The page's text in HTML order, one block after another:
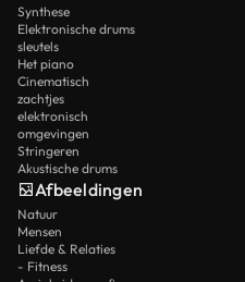
Synthese
Elektronische drums
sleutels
Het piano
Cinematisch
zachtjes
elektronisch
omgevingen
Stringeren
Akustische drums
Afbeeldingen
Natuur
Mensen
Liefde & Relaties
- Fitness